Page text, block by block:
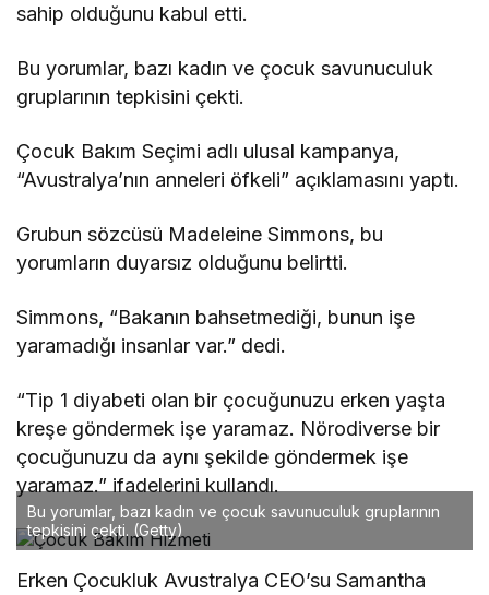
sahip olduğunu kabul etti.
Bu yorumlar, bazı kadın ve çocuk savunuculuk
gruplarının tepkisini çekti.
Çocuk Bakım Seçimi adlı ulusal kampanya,
“Avustralya’nın anneleri öfkeli” açıklamasını yaptı.
Grubun sözcüsü Madeleine Simmons, bu
yorumların duyarsız olduğunu belirtti.
Simmons, “Bakanın bahsetmediği, bunun işe
yaramadığı insanlar var.” dedi.
“Tip 1 diyabeti olan bir çocuğunuzu erken yaşta
kreşe göndermek işe yaramaz. Nörodiverse bir
çocuğunuzu da aynı şekilde göndermek işe
yaramaz.” ifadelerini kullandı.
Bu yorumlar, bazı kadın ve çocuk savunuculuk gruplarının
tepkisini çekti. (Getty)
Erken Çocukluk Avustralya CEO’su Samantha